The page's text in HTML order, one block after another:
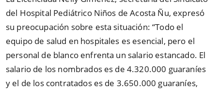
del Hospital Pediátrico Niños de Acosta Ñu, expresó
su preocupación sobre esta situación: “Todo el
equipo de salud en hospitales es esencial, pero el
personal de blanco enfrenta un salario estancado. El
salario de los nombrados es de 4.320.000 guaraníes
y el de los contratados es de 3.650.000 guaraníes,